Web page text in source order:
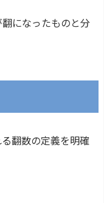
になったものと分
翻数の定義を明確